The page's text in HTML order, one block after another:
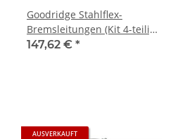
Goodridge Stahlflex-
Bremsleitungen (Kit 4-teilig,
ABE) - Audi TT RS 2.5 (8J)
147,62 € *
AUSVERKAUFT